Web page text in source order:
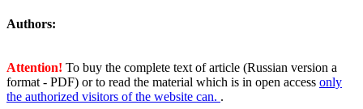
Authors:
Attention! To buy the complete text of article (Russian version a
format - PDF) or to read the material which is in open access only
the authorized visitors of the website can. .